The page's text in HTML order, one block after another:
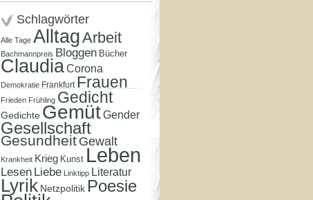
Schlagwörter
Alle Tage AlltagArbeit
Bachmannpreis Bloggen Bücher
ClaudiaCorona
Demokratie Frankfurt Frauen
Frieden Frühling Gedicht
Gedichte GemütGender
Gesellschaft
Gesundheit Gewalt
Krankheit Krieg Kunst Leben
Lesen Liebe Linktipp Literatur
Lyrik Netzpolitik Poesie